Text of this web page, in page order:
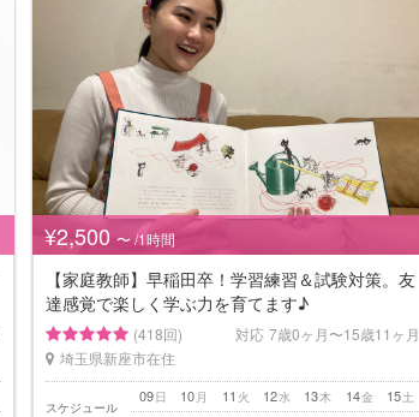
¥2,500 〜 /1時間
【家庭教師】早稲田卒！学習練習＆試験対策。友
達感覚で楽しく学ぶ力を育てます♪
(418回) 対応 7歳0ヶ月〜15歳11ヶ月
埼玉県新座市在住
スケジュール
日
09 月
10 火
11 水
12 木
13 金
14 土
15